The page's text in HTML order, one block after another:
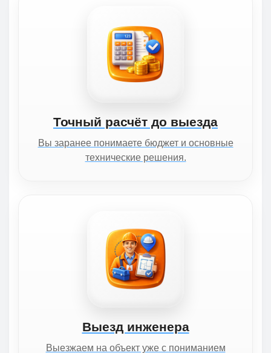
Точный расчёт до выезда
Вы заранее понимаете бюджет и основные
технические решения.
Выезд инженера
Выезжаем на объект уже с пониманием